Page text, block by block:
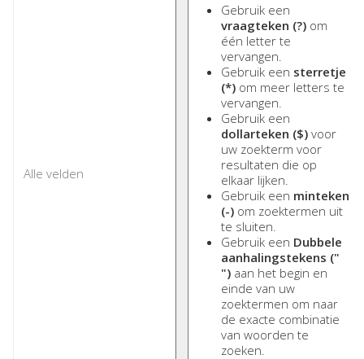
Gebruik een
vraagteken (?) om
één letter te
vervangen.
Gebruik een sterretje
(*) om meer letters te
vervangen.
Gebruik een
dollarteken ($) voor
uw zoekterm voor
resultaten die op
elkaar lijken.
Gebruik een minteken
(-) om zoektermen uit
te sluiten.
Gebruik een Dubbele
aanhalingstekens ("
") aan het begin en
einde van uw
zoektermen om naar
de exacte combinatie
van woorden te
zoeken.